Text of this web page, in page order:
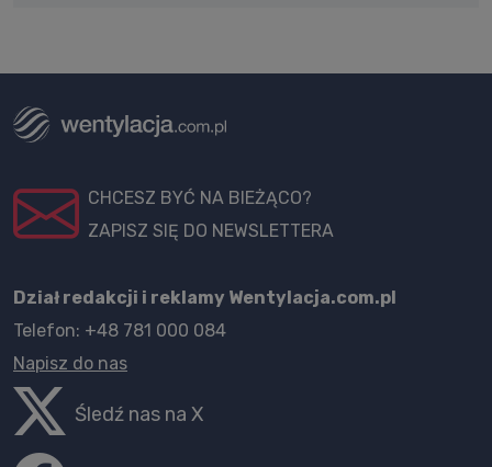
CHCESZ BYĆ NA BIEŻĄCO?
ZAPISZ SIĘ DO NEWSLETTERA
Dział redakcji i reklamy Wentylacja.com.pl
Telefon: +48 781 000 084
Napisz do nas
Śledź nas na X